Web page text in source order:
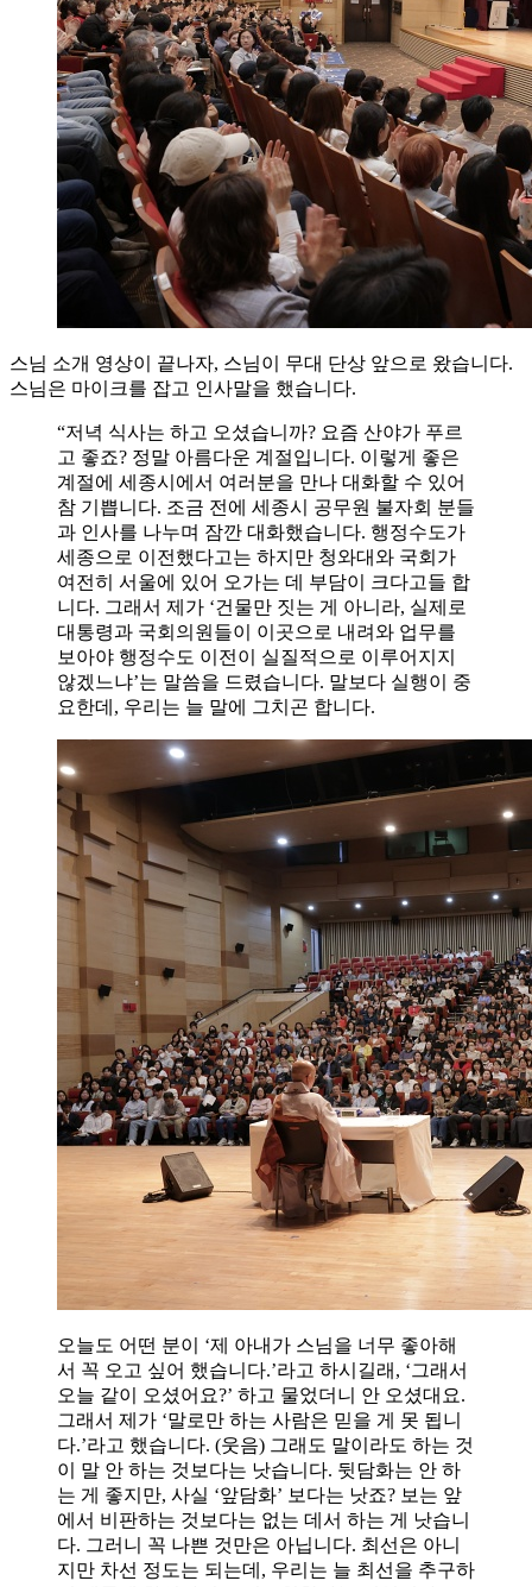
스님 소개 영상이 끝나자, 스님이 무대 단상 앞으로 왔습니다.
스님은 마이크를 잡고 인사말을 했습니다.
“저녁 식사는 하고 오셨습니까? 요즘 산야가 푸르
고 좋죠? 정말 아름다운 계절입니다. 이렇게 좋은
계절에 세종시에서 여러분을 만나 대화할 수 있어
참 기쁩니다. 조금 전에 세종시 공무원 불자회 분들
과 인사를 나누며 잠깐 대화했습니다. 행정수도가
세종으로 이전했다고는 하지만 청와대와 국회가
여전히 서울에 있어 오가는 데 부담이 크다고들 합
니다. 그래서 제가 ‘건물만 짓는 게 아니라, 실제로
대통령과 국회의원들이 이곳으로 내려와 업무를
보아야 행정수도 이전이 실질적으로 이루어지지
않겠느냐’는 말씀을 드렸습니다. 말보다 실행이 중
요한데, 우리는 늘 말에 그치곤 합니다.
오늘도 어떤 분이 ‘제 아내가 스님을 너무 좋아해
서 꼭 오고 싶어 했습니다.’라고 하시길래, ‘그래서
오늘 같이 오셨어요?’ 하고 물었더니 안 오셨대요.
그래서 제가 ‘말로만 하는 사람은 믿을 게 못 됩니
다.’라고 했습니다. (웃음) 그래도 말이라도 하는 것
이 말 안 하는 것보다는 낫습니다. 뒷담화는 안 하
는 게 좋지만, 사실 ‘앞담화’ 보다는 낫죠? 보는 앞
에서 비판하는 것보다는 없는 데서 하는 게 낫습니
다. 그러니 꼭 나쁜 것만은 아닙니다. 최선은 아니
지만 차선 정도는 되는데, 우리는 늘 최선을 추구하